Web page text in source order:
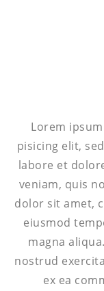
Lorem
pisicing elit,
labore et
veniam, quis
dolor sit amet,
eiusmod
magna
nostrud
ex ea